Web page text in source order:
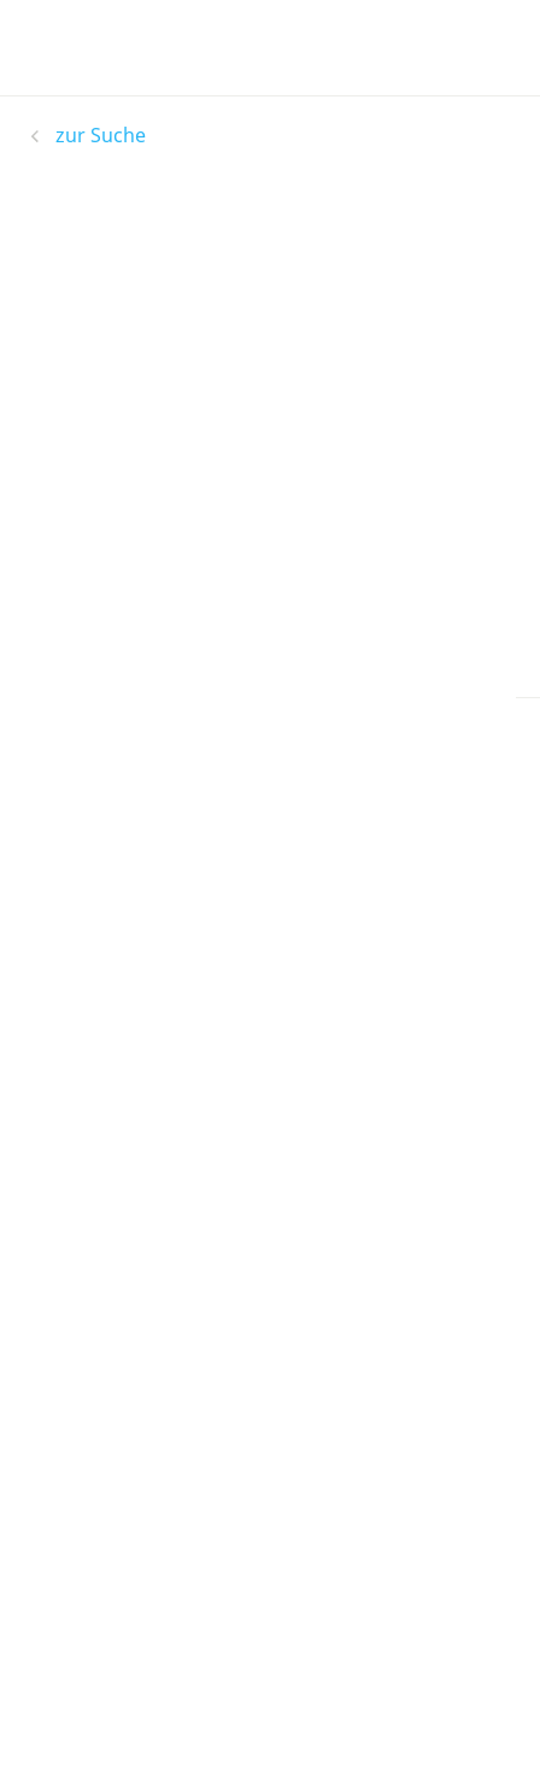
zur Suche